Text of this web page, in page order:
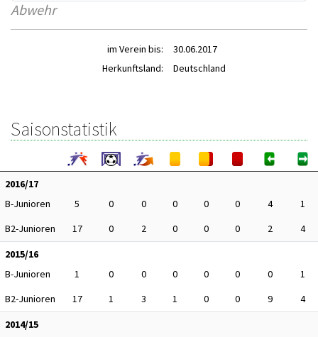
Abwehr
im Verein bis:
30.06.2017
Herkunftsland:
Deutschland
Saisonstatistik
2016/17
B-Junioren
5 0 0 0 0 0 4
1
B2-Junioren
17 0 2 0 0 0 2
4
2015/16
B-Junioren
1 0 0 0 0 0 0
1
B2-Junioren
17 1 3 1 0 0 9
4
2014/15